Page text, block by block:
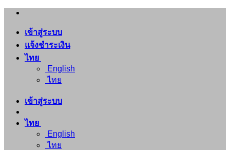
ข้าม
เนื้อหา
เข้าสู่ระบบ
แจ้งชำระเงิน
ไทย
English
ไทย
เข้าสู่ระบบ
ไทย
English
ไทย